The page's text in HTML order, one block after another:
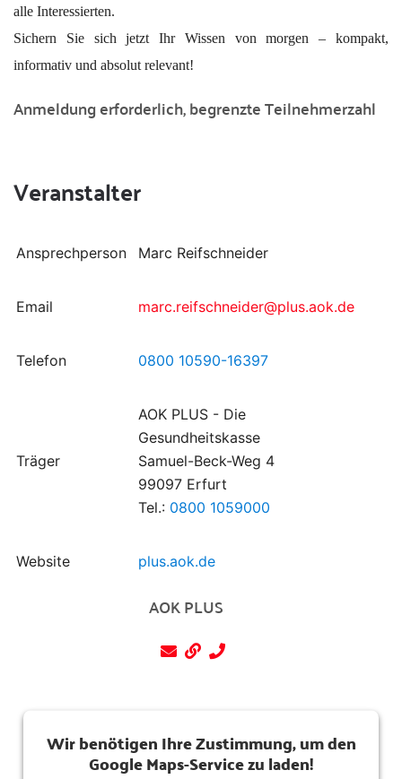
alle Interessierten.
Sichern Sie sich jetzt Ihr Wissen von morgen – kompakt,
informativ und absolut relevant!
Anmeldung erforderlich, begrenzte Teilnehmerzahl
Veranstalter
Ansprechperson Marc Reifschneider
Email marc.reifschneider@plus.aok.de
Telefon 0800 10590-16397
Träger
AOK PLUS - Die
Gesundheitskasse
Samuel-Beck-Weg 4
99097 Erfurt
Tel.: 0800 1059000
Website plus.aok.de
AOK PLUS
Wir benötigen Ihre Zustimmung, um den
Google Maps-Service zu laden!